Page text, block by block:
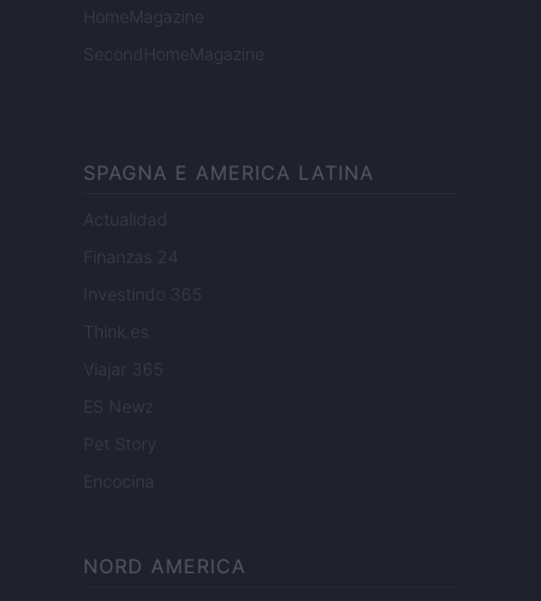
HomeMagazine
SecondHomeMagazine
SPAGNA E AMERICA LATINA
Actualidad
Finanzas 24
Investindo 365
Think.es
Viajar 365
ES Newz
Pet Story
Encocina
NORD AMERICA